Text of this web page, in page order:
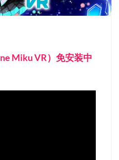
Miku VR）免安装中